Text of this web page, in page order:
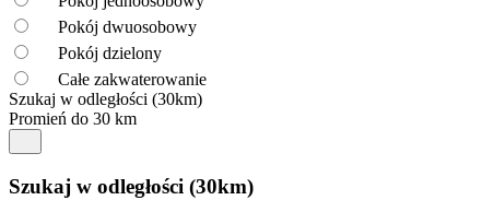
Pokój dwuosobowy
Pokój dzielony
Całe zakwaterowanie
Szukaj w odległości (30km)
Promień do 30 km
Szukaj w odległości (30km)